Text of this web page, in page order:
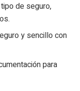
de seguro,
y sencillo con
para